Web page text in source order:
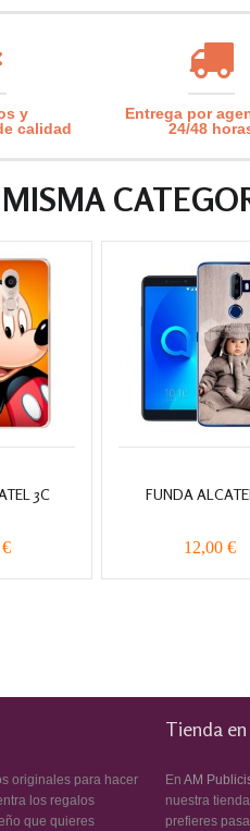
y
calidad
Entrega por
24/48
3C FUNDA
12,00 €
originales para hacer
los regalos
que quieres
Tienda
En AM
nuestra
prefieres